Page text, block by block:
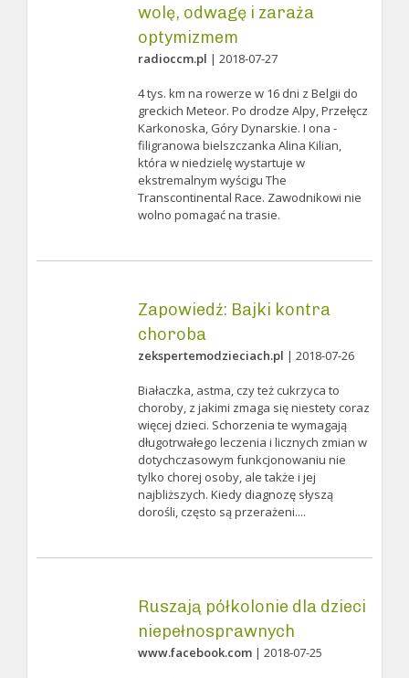
wolę, odwagę i zaraża
optymizmem
radioccm.pl | 2018-07-27
4 tys. km na rowerze w 16 dni z Belgii do
greckich Meteor. Po drodze Alpy, Przełęcz
Karkonoska, Góry Dynarskie. I ona -
filigranowa bielszczanka Alina Kilian,
która w niedzielę wystartuje w
ekstremalnym wyścigu The
Transcontinental Race. Zawodnikowi nie
wolno pomagać na trasie.
Zapowiedź: Bajki kontra
choroba
zekspertemodzieciach.pl | 2018-07-26
Białaczka, astma, czy też cukrzyca to
choroby, z jakimi zmaga się niestety coraz
więcej dzieci. Schorzenia te wymagają
długotrwałego leczenia i licznych zmian w
dotychczasowym funkcjonowaniu nie
tylko chorej osoby, ale także i jej
najbliższych. Kiedy diagnozę słyszą
dorośli, często są przerażeni....
Ruszają półkolonie dla dzieci
niepełnosprawnych
www.facebook.com| 2018-07-25